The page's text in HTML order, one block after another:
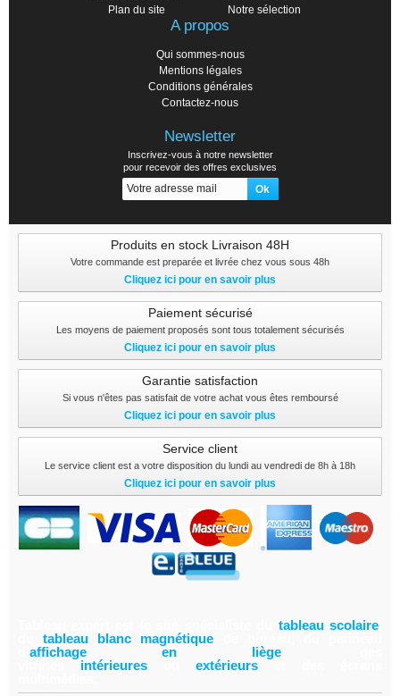
Plan du site
Notre sélection
A propos
Qui sommes-nous
Mentions légales
Conditions générales
Contactez-nous
Newsletter
Inscrivez-vous à notre newsletter
pour recevoir des offres exclusives
Produits en stock Livraison 48H
Votre commande est preparée et livrée chez vous sous 48h
Cliquez ici pour en savoir plus
Paiement sécurisé
Les moyens de paiement proposés sont tous totalement sécurisés
Cliquez ici pour en savoir plus
Garantie satisfaction
Si vous n'êtes pas satisfait de votre achat vous êtes remboursé
Cliquez ici pour en savoir plus
Service client
Le service client est a votre disposition du lundi au vendredi de 8h à 18h
Cliquez ici pour en savoir plus
tableau scolaire
tableau blanc magnétique
affichage en liège
intérieures extérieurs